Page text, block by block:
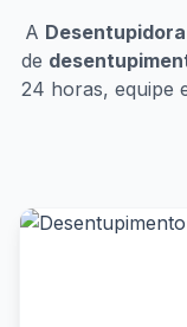
A
de
24 horas, equipe